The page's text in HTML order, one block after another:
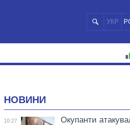
УКР
НОВИНИ
10:27
Окупанти